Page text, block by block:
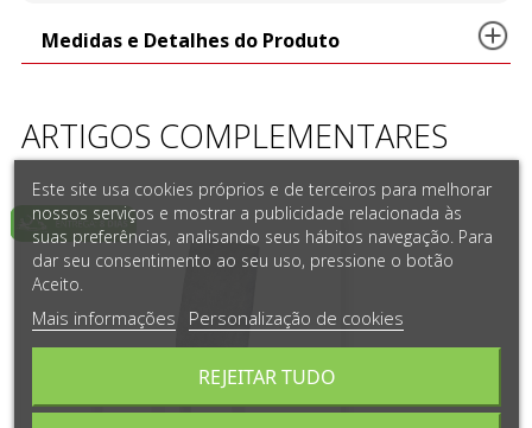
Medidas e Detalhes do Produto
ARTIGOS COMPLEMENTARES
Este site usa cookies próprios e de terceiros para melhorar
nossos serviços e mostrar a publicidade relacionada às
suas preferências, analisando seus hábitos navegação. Para
dar seu consentimento ao seu uso, pressione o botão
Aceito.
Mais informações Personalização de cookies
REJEITAR TUDO